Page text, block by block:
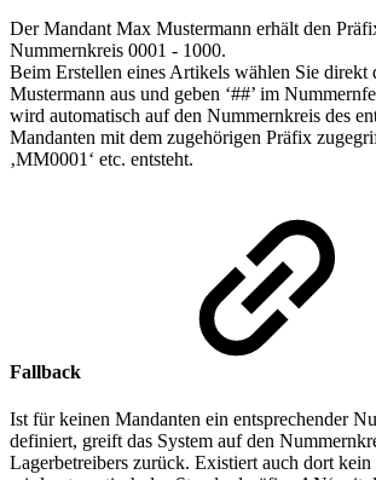
Der Mandant Max Mustermann erhält den
Nummernkreis 0001 - 1000.
Beim Erstellen eines Artikels wählen Sie direkt
Mustermann aus und geben ‘##’ im
wird automatisch auf den Nummernkreis des
Mandanten mit dem zugehörigen Präfix
‚MM0001‘ etc. entsteht.
Fallback
Ist für keinen Mandanten ein entsprechender
definiert, greift das System auf den
Lagerbetreibers zurück. Existiert auch dort